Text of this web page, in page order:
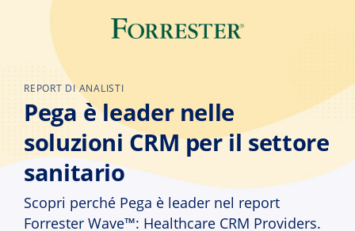
REPORT DI ANALISTI
Pega è leader nelle
soluzioni CRM per il settore
sanitario
Scopri perché Pega è leader nel report
Forrester Wave™: Healthcare CRM Providers.